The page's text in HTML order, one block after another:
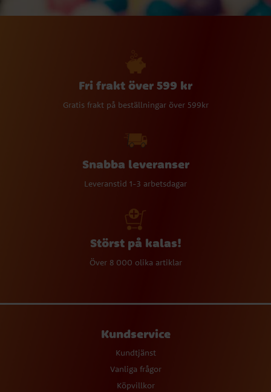
Fri frakt över 599 kr
Gratis frakt på beställningar över 599kr
Snabba leveranser
Leveranstid 1-3 arbetsdagar
Störst på kalas!
Över 8 000 olika artiklar
Kundservice
Kundtjänst
Vanliga frågor
Köpvillkor